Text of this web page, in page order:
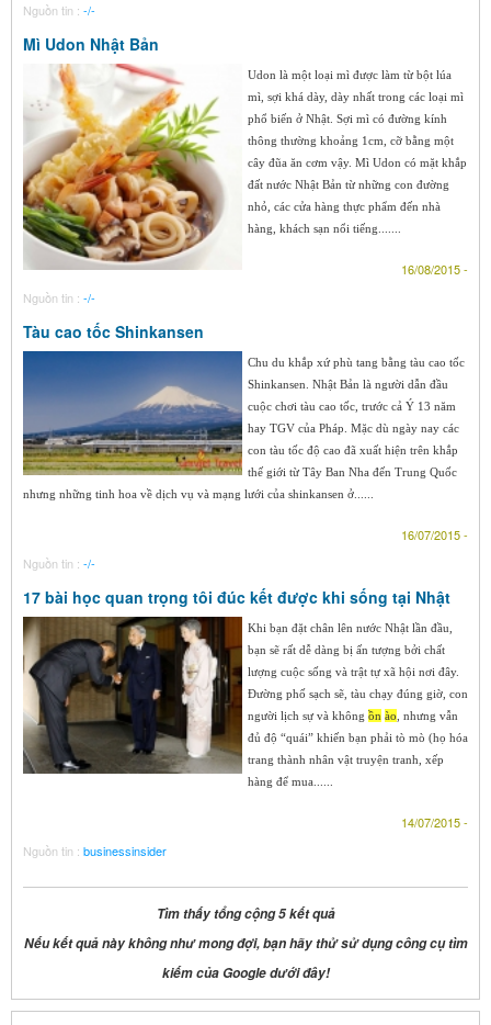
Nguồn tin : -/-
Mì Udon Nhật Bản
Udon là một loại mì được làm từ bột lúa
mì, sợi khá dày, dày nhất trong các loại mì
phổ biến ở Nhật. Sợi mì có đường kính
thông thường khoảng 1cm, cỡ bằng một
cây đũa ăn cơm vậy. Mì Udon có mặt khắp
đất nước Nhật Bản từ những con đường
nhỏ, các cửa hàng thực phẩm đến nhà
hàng, khách sạn nổi tiếng.......
16/08/2015 -
Nguồn tin : -/-
Tàu cao tốc Shinkansen
Chu du khắp xứ phù tang bằng tàu cao tốc
Shinkansen. Nhật Bản là người dẫn đầu
cuộc chơi tàu cao tốc, trước cả Ý 13 năm
hay TGV của Pháp. Mặc dù ngày nay các
con tàu tốc độ cao đã xuất hiện trên khắp
thế giới từ Tây Ban Nha đến Trung Quốc
nhưng những tinh hoa về dịch vụ và mạng lưới của shinkansen ở......
16/07/2015 -
Nguồn tin : -/-
17 bài học quan trọng tôi đúc kết được khi sống tại Nhật
Khi bạn đặt chân lên nước Nhật lần đầu,
bạn sẽ rất dễ dàng bị ấn tượng bởi chất
lượng cuộc sống và trật tự xã hội nơi đây.
Đường phố sạch sẽ, tàu chạy đúng giờ, con
người lịch sự và không ồn ào , nhưng vẫn
đủ độ “quái” khiến bạn phải tò mò (họ hóa
trang thành nhân vật truyện tranh, xếp
hàng để mua......
14/07/2015 -
Nguồn tin : businessinsider
Tìm thấy tổng cộng 5 kết quả
Nếu kết quả này không như mong đợi, bạn hãy thử sử dụng công cụ tìm
kiếm của Google dưới đây!